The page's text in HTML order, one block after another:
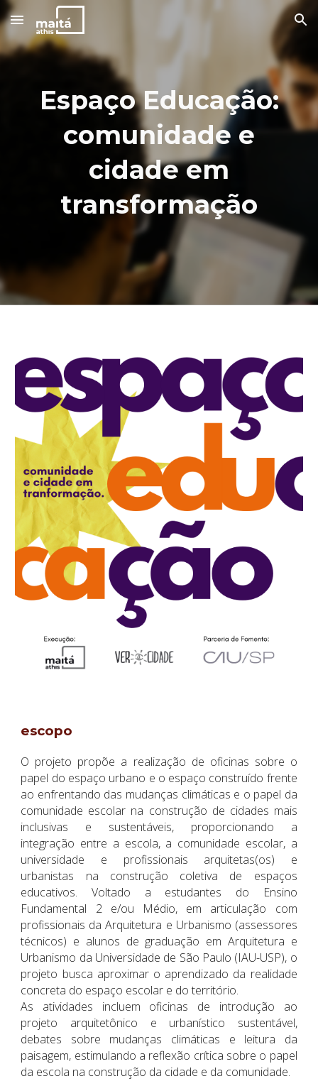
Skip to main content Skip to navigation
Espaço Educação:
comunidade e
cidade em
transformação
escopo
O projeto propõe a realização de oficinas sobre o
papel do espaço urbano e o espaço construído frente
ao enfrentando das mudanças climáticas e o papel da
comunidade escolar na construção de cidades mais
inclusivas e sustentáveis, proporcionando a
integração entre a escola, a comunidade escolar, a
universidade e profissionais arquitetas(os) e
urbanistas na construção coletiva de espaços
educativos. Voltado a estudantes do Ensino
Fundamental 2 e/ou Médio, em articulação com
profissionais da Arquitetura e Urbanismo (assessores
técnicos) e alunos de graduação em Arquitetura e
Urbanismo da Universidade de São Paulo (IAU-USP), o
projeto busca aproximar o aprendizado da realidade
concreta do espaço escolar e do território.
As atividades incluem oficinas de introdução ao
projeto arquitetônico e urbanístico sustentável,
debates sobre mudanças climáticas e leitura da
paisagem, estimulando a reflexão crítica sobre o papel
da escola na construção da cidade e da comunidade.